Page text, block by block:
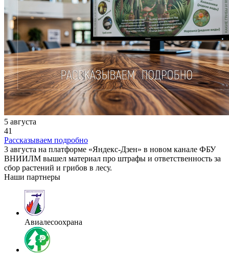
5 августа
41
Рассказываем подробно
3 августа на платформе «Яндекс-Дзен» в новом канале ФБУ
ВНИИЛМ вышел материал про штрафы и ответственность за
сбор растений и грибов в лесу.
Наши партнеры
Авиалесоохрана